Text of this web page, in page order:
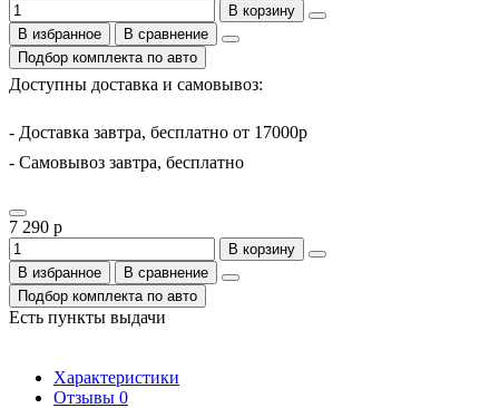
В корзину
В избранное
В сравнение
Подбор комплекта по авто
Доступны доставка и самовывоз:
- Доставка завтра, бесплатно от 17000р
- Самовывоз завтра, бесплатно
7 290 р
В корзину
В избранное
В сравнение
Подбор комплекта по авто
Есть пункты выдачи
Характеристики
Отзывы 0